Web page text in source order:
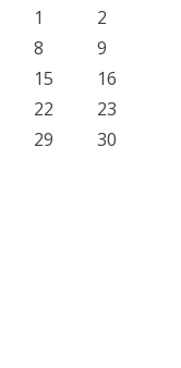
1
2
8
9
15
16
22
23
29
30